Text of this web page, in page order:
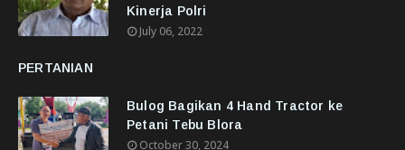
Kinerja Polri
July 06, 2022
PERTANIAN
Bulog Bagikan 4 Hand Tractor ke
Petani Tebu Blora
October 30, 2024